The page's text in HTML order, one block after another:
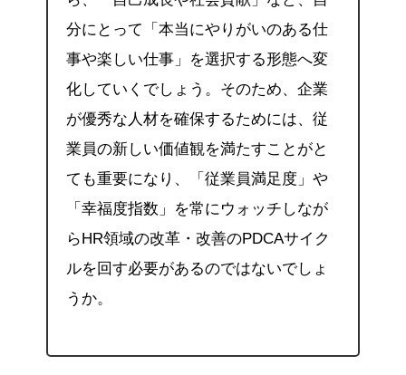
分にとって「本当にやりがいのある仕
事や楽しい仕事」を選択する形態へ変
化していくでしょう。そのため、企業
が優秀な人材を確保するためには、従
業員の新しい価値観を満たすことがと
ても重要になり、「従業員満足度」や
「幸福度指数」を常にウォッチしなが
らHR領域の改革・改善のPDCAサイク
ルを回す必要があるのではないでしょ
うか。